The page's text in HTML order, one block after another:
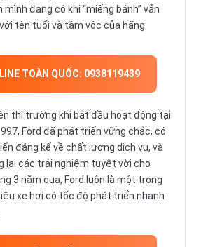
đang có khi “miếng bánh” vẫn
tên tuổi và tầm vóc của hãng.
TOÀN QUỐC: 0938119439
thị trường khi bắt đầu hoạt động tại
Ford đã phát triển vững chắc, có
đáng kể về chất lượng dịch vụ, và
lại các trải nghiệm tuyệt vời cho
3 năm qua, Ford luôn là một trong
xe hơi có tốc độ phát triển nhanh